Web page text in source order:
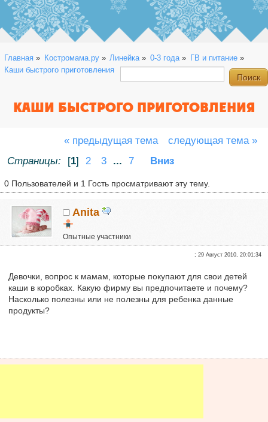
Главная » Костромама.ру» Линейка » 0-3 года» ГВ и питание»
Каши быстрого приготовления
КАШИ БЫСТРОГО ПРИГОТОВЛЕНИЯ
« предыдущая тема
следующая тема »
Страницы:
[1] 2 3 ... 7 Вниз
0 Пользователей и 1 Гость просматривают эту тему.
Anita
Опытные участники
:29 Август 2010, 20:01:34
Девочки, вопрос к мамам, которые покупают для свои детей
каши в коробках. Какую фирму вы предпочитаете и почему?
Насколько полезны или не полезны для ребенка данные
продукты?